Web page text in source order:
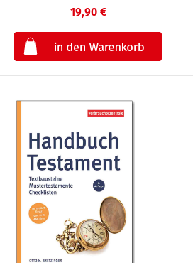
19,90 €